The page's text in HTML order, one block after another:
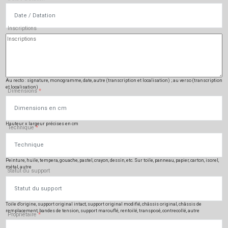
Inscriptions
Au recto : signature, monogramme, date, autre (transcription et localisation) ; au verso (transcription
et localisation)
Dimensions*
Hauteur x largeur précises en cm
Technique*
Peinture, huile, tempera, gouache, pastel, crayon, dessin, etc. Sur toile, panneau, papier, carton, isorel,
métal, autre
Statut du support
Toile d'origine, support original intact, support original modifié, châssis original, châssis de
remplacement, bandes de tension, support marouflé, rentoilé, transposé, contrecollé, autre
Propriétaire*